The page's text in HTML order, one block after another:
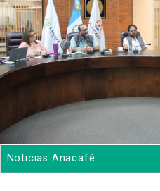
Noticias Anacafé